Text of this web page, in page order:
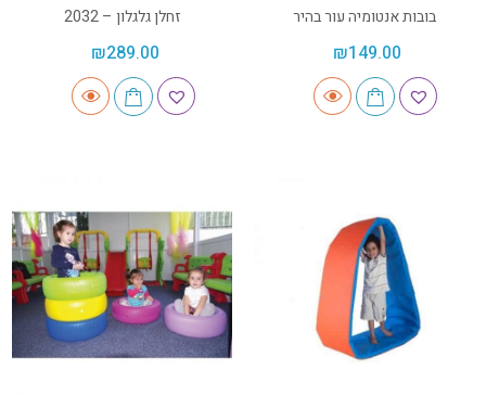
בובות אנטומיה עור בהיר
₪149.00
זחלן גלגלון – 2032
₪289.00